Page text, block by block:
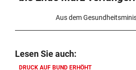
Aus dem
Lesen Sie auch:
DRUCK AUF BUND ERHÖHT